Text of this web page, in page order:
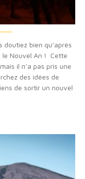
doutiez bien qu’après
le Nouvel An ! Cette
il n’a pas pris une
des idées de
de sortir un nouvel